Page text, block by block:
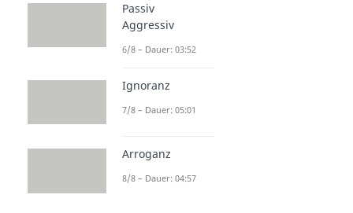
Passiv
Aggressiv
6/8 – Dauer: 03:52
Ignoranz
7/8 – Dauer: 05:01
Arroganz
8/8 – Dauer: 04:57